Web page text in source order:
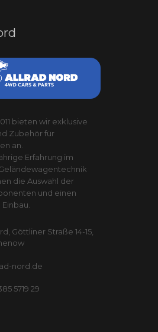
bieten wir exklusive
Zubehör für
an.
Erfahrung im
die Auswahl der
und einen
Göttliner Straße 14-15,
nord.de
5719 29